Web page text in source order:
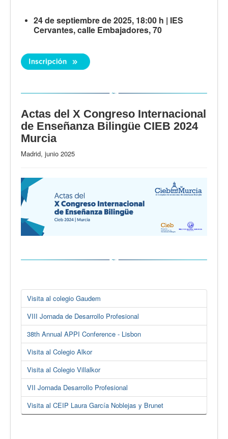
24 de septiembre de 2025, 18:00 h | IES
Cervantes, calle Embajadores, 70
Actas del X Congreso Internacional
de Enseñanza Bilingüe CIEB 2024
Murcia
Madrid, junio 2025
Visita al colegio Gaudem
VIII Jornada de Desarrollo Profesional
38th Annual APPI Conference - Lisbon
Visita al Colegio Alkor
Visita al Colegio Villalkor
VII Jornada Desarrollo Profesional
Visita al CEIP Laura García Noblejas y Brunet